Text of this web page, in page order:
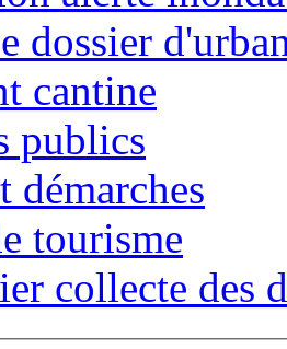
dossier
cantine
publics
démarches
tourisme
collecte des